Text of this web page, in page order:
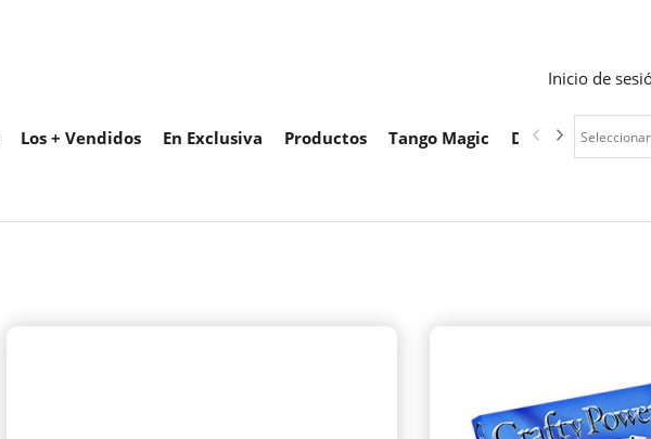
Inicio de
Los + Vendidos En Exclusiva Productos Tango Magic Descargas